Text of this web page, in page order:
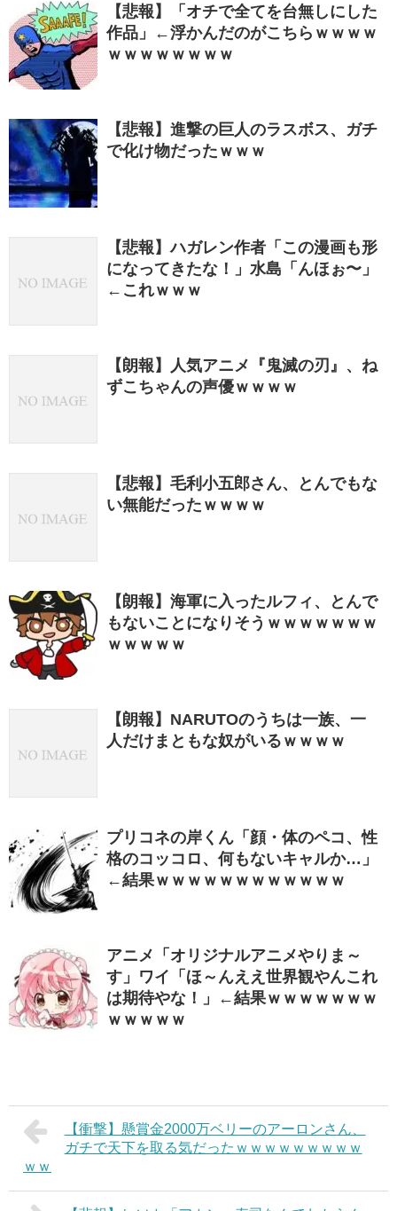
【悲報】「オチで全てを台無しにした
作品」←浮かんだのがこちらｗｗｗｗ
ｗｗｗｗｗｗｗｗ
【悲報】進撃の巨人のラスボス、ガチ
で化け物だったｗｗｗ
【悲報】ハガレン作者「この漫画も形
になってきたな！」水島「んほぉ〜」
←これｗｗｗ
【朗報】人気アニメ『鬼滅の刃』、ね
ずこちゃんの声優ｗｗｗｗ
【悲報】毛利小五郎さん、とんでもな
い無能だったｗｗｗｗ
【朗報】海軍に入ったルフィ、とんで
もないことになりそうｗｗｗｗｗｗｗ
ｗｗｗｗｗ
【朗報】NARUTOのうちは一族、一
人だけまともな奴がいるｗｗｗｗ
プリコネの岸くん「顔・体のペコ、性
格のコッコロ、何もないキャルか…」
←結果ｗｗｗｗｗｗｗｗｗｗｗｗ
アニメ「オリジナルアニメやりま～
す」ワイ「ほ～んええ世界観やんこれ
は期待やな！」←結果ｗｗｗｗｗｗｗ
ｗｗｗｗｗ
【衝撃】懸賞金2000万ベリーのアーロンさん、
ガチで天下を取る気だったｗｗｗｗｗｗｗｗｗ
ｗｗ